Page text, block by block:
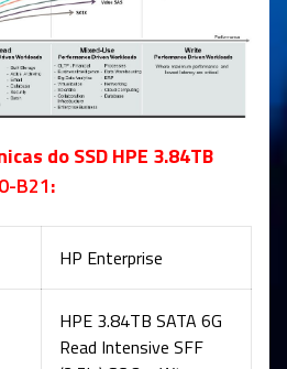
do SSD HPE 3.84TB
B21:
HP Enterprise
HPE 3.84TB SATA 6G
Read Intensive SFF